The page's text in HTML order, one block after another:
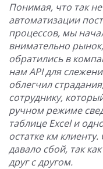
Понимая, что так
автоматизации
процессов, мы
внимательно
обратились в
нам API для
облегчил
сотруднику,
ручном режиме
таблице Excel и
остатке км
давало сбой, так
друг с другом.